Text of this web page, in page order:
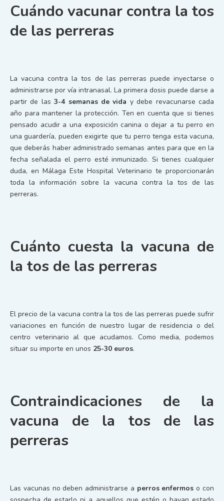
Cuándo vacunar contra la tos
de las perreras
La vacuna contra la tos de las perreras puede inyectarse o
administrarse por vía intranasal. La primera dosis puede darse a
partir de las3-4 semanas de vida y debe revacunarse cada
año para mantener la protección. Ten en cuenta que si tienes
pensado acudir a una exposición canina o dejar a tu perro en
una guardería, pueden exigirte que tu perro tenga esta vacuna,
que deberás haber administrado semanas antes para que en la
fecha señalada el perro esté inmunizado. Si tienes cualquier
duda, en Málaga Este Hospital Veterinario te proporcionarán
toda la información sobre la vacuna contra la tos de las
perreras.
Cuánto cuesta la vacuna de
la tos de las perreras
El precio de la vacuna contra la tos de las perreras puede sufrir
variaciones en función de nuestro lugar de residencia o del
centro veterinario al que acudamos. Como media, podemos
situar su importe en unos 25-30 euros.
Contraindicaciones de la
vacuna de la tos de las
perreras
Las vacunas no deben administrarse a perros enfermos o con